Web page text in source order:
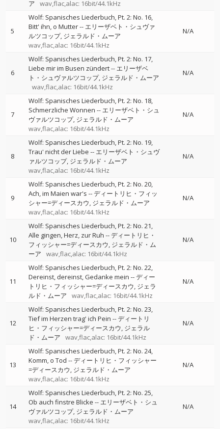
ア wav,flac,alac: 16bit/44.1kHz
5
Wolf: Spanisches Liederbuch, Pt. 2: No. 16,
Bitt' ihn, o Mutter-- エリーザベト・シュヴァ
ルツコップ ジェラルド・ムーア
wav,flac,alac: 16bit/44.1kHz
N/A
6
Wolf: Spanisches Liederbuch, Pt. 2: No. 17,
Liebe mir im Busen zündert-- エリーザベ
ト・シュヴァルツコップ ジェラルド・ムーア
wav,flac,alac: 16bit/44.1kHz
N/A
7
Wolf: Spanisches Liederbuch, Pt. 2: No. 18,
Schmerzliche Wonnen -- エリーザベト・シュ
ヴァルツコップ ジェラルド・ムーア
wav,flac,alac: 16bit/44.1kHz
N/A
8
Wolf: Spanisches Liederbuch, Pt. 2: No. 19,
Trau' nicht der Liebe -- エリーザベト・シュヴ
ァルツコップ ジェラルド・ムーア
wav,flac,alac: 16bit/44.1kHz
N/A
9
Wolf: Spanisches Liederbuch, Pt. 2: No. 20,
Ach, im Maien war's --ディートリヒ・フィッ
シャー=ディースカウ ジェラルド・ムーア
wav,flac,alac: 16bit/44.1kHz
N/A
10
Wolf: Spanisches Liederbuch, Pt. 2: No. 21,
Alle gingen, Herz, zur Ruh --ディートリヒ・
フィッシャー=ディースカウ ジェラルド・ム
ーア
wav,flac,alac: 16bit/44.1kHz
N/A
11
Wolf: Spanisches Liederbuch, Pt. 2: No. 22,
Dereinst, dereinst, Gedanke mein --ディー
トリヒ・フィッシャー=ディースカウ ジェラ
ルド・ムーア
wav,flac,alac: 16bit/44.1kHz
N/A
12
Wolf: Spanisches Liederbuch, Pt. 2: No. 23,
Tief im Herzen trag' ich Pein --ディートリ
ヒ・フィッシャー=ディースカウ ジェラル
ド・ムーア
wav,flac,alac: 16bit/44.1kHz
N/A
13
Wolf: Spanisches Liederbuch, Pt. 2: No. 24,
Komm, o Tod --ディートリヒ・フィッシャー
=ディースカウ ジェラルド・ムーア
wav,flac,alac: 16bit/44.1kHz
N/A
14
Wolf: Spanisches Liederbuch, Pt. 2: No. 25,
Ob auch finstre Blicke -- エリーザベト・シュ
ヴァルツコップ ジェラルド・ムーア
wav,flac,alac: 16bit/44.1kHz
N/A